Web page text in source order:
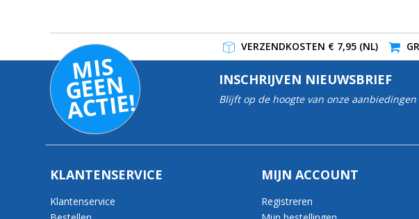
VERZENDKOSTEN € 7,95 (NL)
MI
S
G
E
E
N
A
C
TI
E!
INSCHRIJVEN NIEUWSBRIEF
Blijft op de hoogte van onze aanbiedingen
KLANTENSERVICE
Klantenservice
MIJN ACCOUNT
Registreren